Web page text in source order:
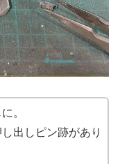
。
出しピン跡があり